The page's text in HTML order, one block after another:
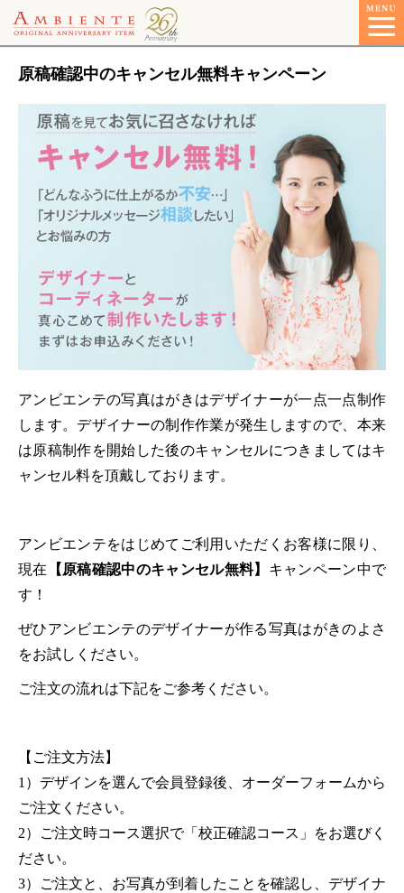
原稿確認中のキャンセル無料キャンペーン
アンビエンテの写真はがきはデザイナーが一点一点制作
します。デザイナーの制作作業が発生しますので、本来
は原稿制作を開始した後のキャンセルにつきましてはキ
ャンセル料を頂戴しております。
アンビエンテをはじめてご利用いただくお客様に限り、
現在 【原稿確認中のキャンセル無料】 キャンペーン中で
す！
ぜひアンビエンテのデザイナーが作る写真はがきのよさ
をお試しください。
ご注文の流れは下記をご参考ください。
【ご注文方法】
1）デザインを選んで会員登録後、オーダーフォームから
ご注文ください。
2）ご注文時コース選択で「校正確認コース」をお選びく
ださい。
3）ご注文と、お写真が到着したことを確認し、デザイナ